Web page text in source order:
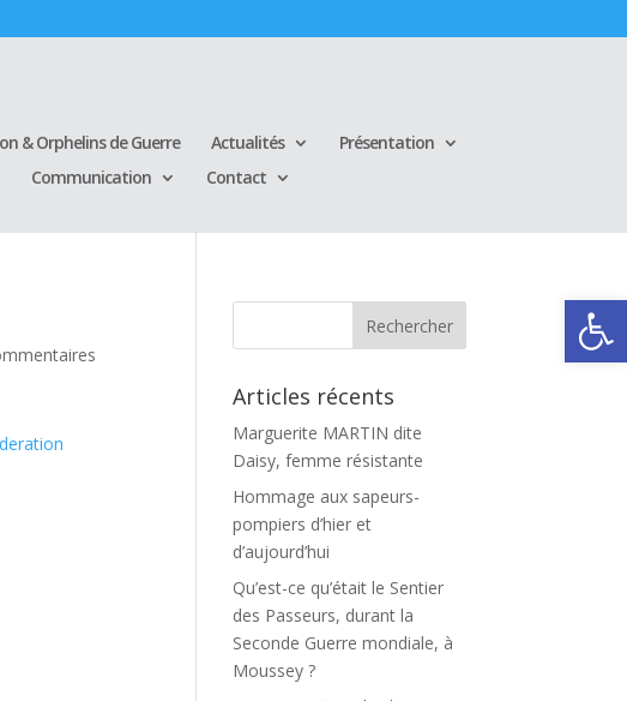
Ouvrir
& Orphelins de Guerre Actualités
Présentation
Communication Contact
Articles récents
Marguerite MARTIN dite
Daisy, femme résistante
Hommage aux sapeurs-
pompiers d’hier et
d’aujourd’hui
Qu’est-ce qu’était le Sentier
des Passeurs, durant la
Seconde Guerre mondiale, à
Moussey ?